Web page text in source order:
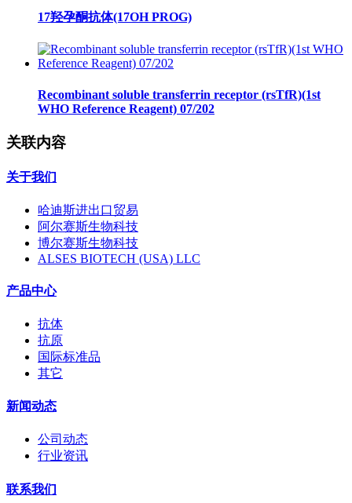
17羟孕酮抗体(17OH PROG)
Recombinant soluble transferrin receptor (rsTfR)(1st
WHO Reference Reagent) 07/202
关联内容
关于我们
哈迪斯进出口贸易
阿尔赛斯生物科技
博尔赛斯生物科技
ALSES BIOTECH (USA) LLC
产品中心
抗体
抗原
国际标准品
其它
新闻动态
公司动态
行业资讯
联系我们